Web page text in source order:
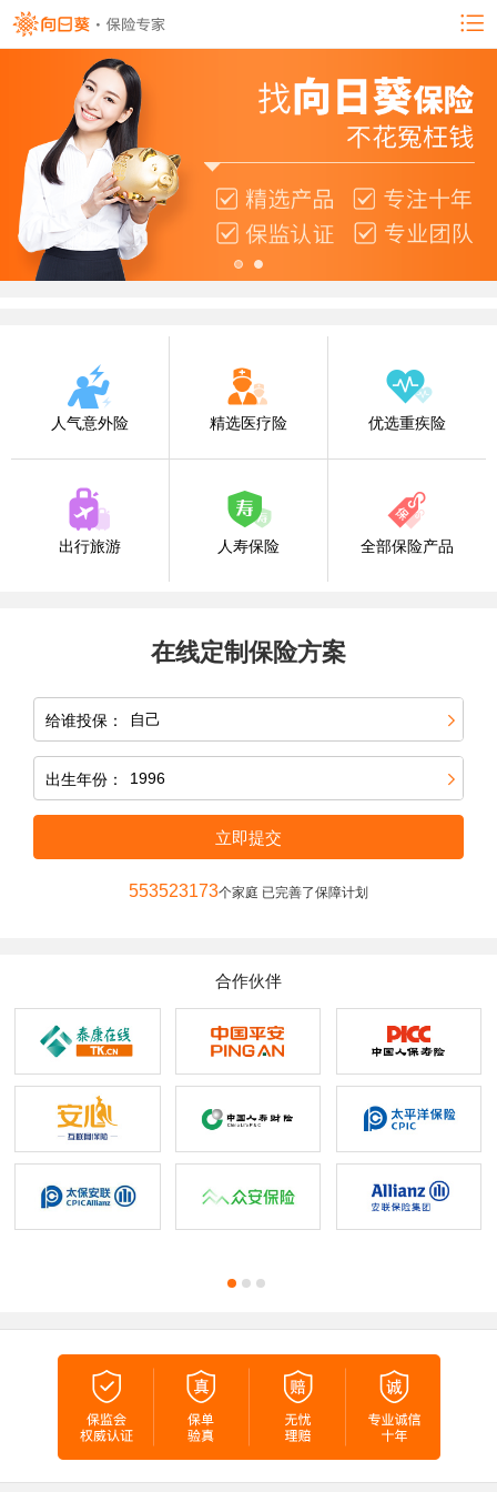
人气意外险 精选医疗险 优选重疾险
出行旅游 人寿保险 全部保险产品
在线定制保险方案
给谁投保：
出生年份：
立即提交
553523173个家庭 已完善了保障计划
合作伙伴